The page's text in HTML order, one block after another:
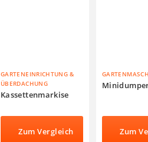
GARTENEINRICHTUNG &
ÜBERDACHUNG
Kassettenmarkise
Zum Vergleich Zum